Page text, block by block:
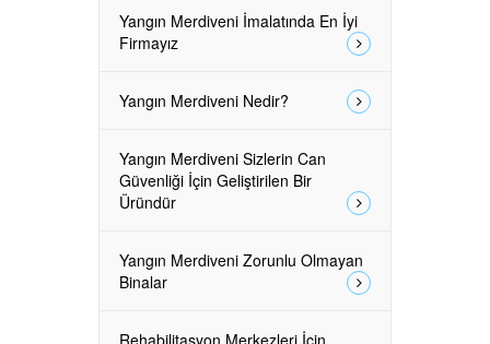
Yangın Merdiveni İmalatında En İyi
Firmayız
Yangın Merdiveni Nedir?
Yangın Merdiveni Sizlerin Can
Güvenliği İçin Geliştirilen Bir
Üründür
Yangın Merdiveni Zorunlu Olmayan
Binalar